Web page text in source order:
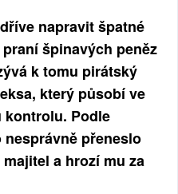
napravit špatné
špinavých peněz
k tomu pirátský
který působí ve
Podle
přeneslo
a hrozí mu za